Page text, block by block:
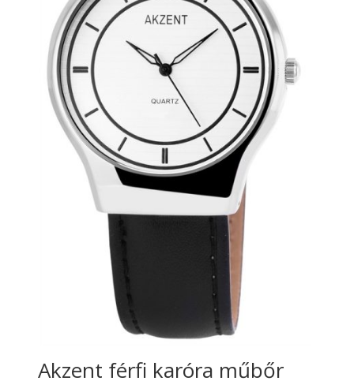
Akzent férfi karóra műbőr